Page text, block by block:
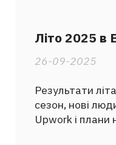
Літо 2025 в
26-09-2025
Результати
сезон, нові
Upwork і плани